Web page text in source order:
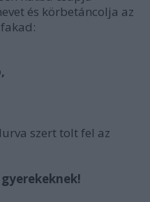
és körbetáncolja az
szert tolt fel az